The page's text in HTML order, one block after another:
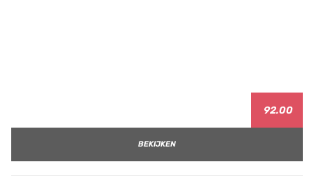
92.00
BEKIJKEN